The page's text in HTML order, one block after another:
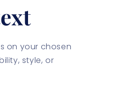
on your chosen
style, or